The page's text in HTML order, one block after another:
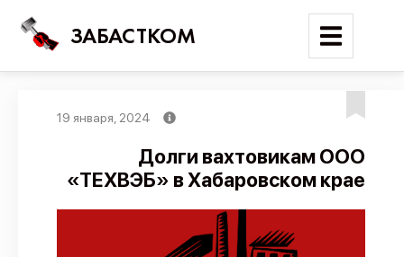
ЗАБАСТКОМ
Поиск
Новости
Карта событий
19 января, 2024
Долги вахтовикам ООО
«ТЕХВЭБ» в Хабаровском крае